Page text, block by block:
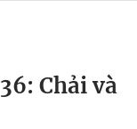
Chải và